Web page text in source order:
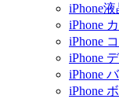
iPhone
iPhone
iPhone
iPhone
iPhone
iPhone